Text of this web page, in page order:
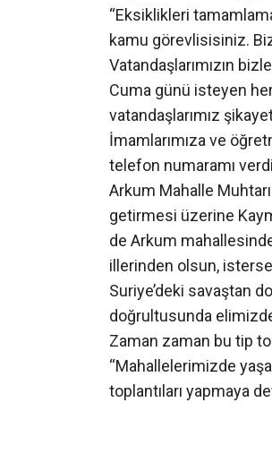
“Eksiklikleri
kamu görevlisisiniz.
Vatandaşlarımızın
Cuma günü isteyen
vatandaşlarımız
İmamlarımıza ve
telefon numaramı
Arkum Mahalle
getirmesi üzerine
de Arkum
illerinden olsun,
Suriye’deki savaştan
doğrultusunda
Zaman zaman bu tip
“Mahallelerimizde
toplantıları yapmaya